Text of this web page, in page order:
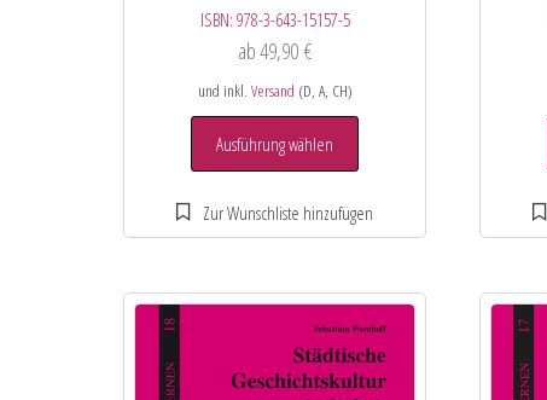
ISBN: 978-3-643-15157-5
ab49,90 €
und inkl. Versand (D, A, CH)
Ausführung wählen